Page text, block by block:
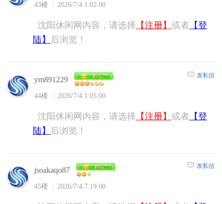
43楼 2026/7/4 1:02:00
沈阳休闲网内容，请选择 【注册】 或者 【登
陆】
后浏览！
ym891229
44楼 2026/7/4 1:05:00
发私信
沈阳休闲网内容，请选择 【注册】 或者 【登
陆】
后浏览！
jsoakaqo87
45楼 2026/7/4 7:19:00
发私信